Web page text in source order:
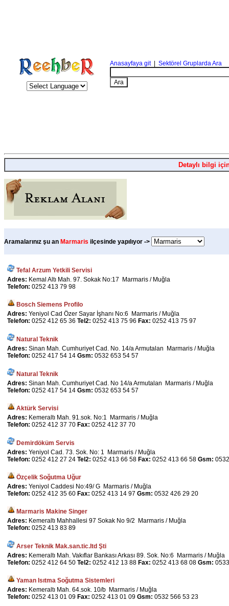
Anasayfaya git| Sektörel Gruplarda Ara
Detaylı bilgi
Aramalarınız şu an Marmaris ilçesinde yapılıyor ->
Tefal Arzum Yetkili Servisi
Adres: Kemal Altı Mah. 97. Sokak No:17 Marmaris / Muğla
Telefon: 0252 413 79 98
Bosch Siemens Profilo
Adres: Yeniyol Cad Özer Sayar İşhanı No:6 Marmaris / Muğla
Telefon: 0252 412 65 36 Tel2: 0252 413 75 96 Fax: 0252 413 75 97
Natural Teknik
Adres: Sinan Mah. Cumhuriyet Cad. No. 14/a Armutalan Marmaris / Muğla
Telefon: 0252 417 54 14 Gsm: 0532 653 54 57
Natural Teknik
Adres: Sinan Mah. Cumhuriyet Cad. No 14/a Armutalan Marmaris / Muğla
Telefon: 0252 417 54 14 Gsm: 0532 653 54 57
Aktürk Servisi
Adres: Kemeraltı Mah. 91.sok. No:1 Marmaris / Muğla
Telefon: 0252 412 37 70 Fax: 0252 412 37 70
Demirdöküm Servis
Adres: Yeniyol Cad. 73. Sok. No: 1 Marmaris / Muğla
Telefon: 0252 412 27 24 Tel2: 0252 413 66 58 Fax: 0252 413 66 58 Gsm:
Özçelik Soğutma Uğur
Adres: Yeniyol Caddesi No:49/ G Marmaris / Muğla
Telefon: 0252 412 35 60 Fax: 0252 413 14 97 Gsm: 0532 426 29 20
Marmaris Makine Singer
Adres: Kemeraltı Mahhallesi 97 Sokak No 9/2 Marmaris / Muğla
Telefon: 0252 413 83 89
Arser Teknik Mak.san.tic.ltd Şti
Adres: Kemeraltı Mah. Vakıflar Bankası Arkası 89. Sok. No:6 Marmaris / Muğla
Telefon: 0252 412 64 50 Tel2: 0252 412 13 88 Fax: 0252 413 68 08 Gsm:
Yaman Isıtma Soğutma Sistemleri
Adres: Kemeraltı Mah. 64.sok. 10/b Marmaris / Muğla
Telefon: 0252 413 01 09 Fax: 0252 413 01 09 Gsm: 0532 566 53 23